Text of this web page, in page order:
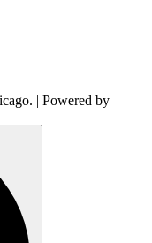
| Powered by